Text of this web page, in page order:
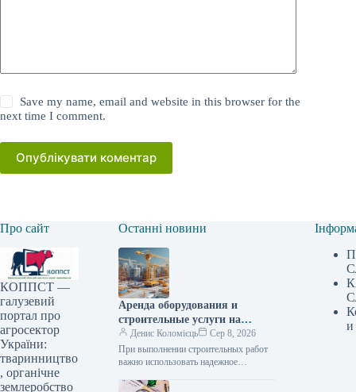
Save my name, email and website in this browser for the
next time I comment.
Опублікувати коментар
Про сайт
КОППСТ —
галузевий
портал про
агросектор
України:
тваринництво
, органічне
землеробство
Останні новини
Аренда оборудования и
строительные услуги на
Lunbix
Денис Коломієць
Сер 8, 2026
При выполнении строительных работ
важно использовать надежное
опытными специалистами. Именно
и